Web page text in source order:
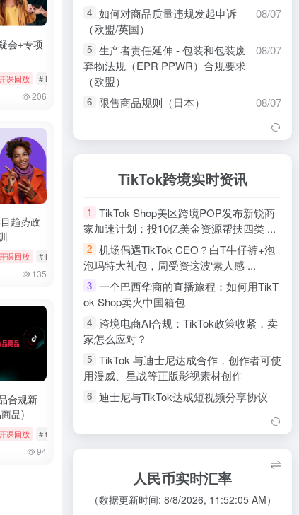
# 厨房用品
会+专项
课回放 # Bookings & Vouchers
206
公开课回放
趋势政
课回放 # Bookings & Vouchers # tiktok # 厨房用品
135
与女士内衣
合规新
品)
课回放 # tiktok # 官方公开课回放 # 美妆个护
94
4 如何对商品质量违规发起申诉
（欧盟/英国）
08/07
5 生产者责任延伸 - 包装和包装废
弃物法规（EPR PPWR）合规要求
（欧盟）
08/07
6 限售商品规则（日本） 08/07
国）
08/07
10 非原创内容（东南亚） 08/06
商家安全中心（东南亚） 08/06
12 内容授权工具指南（东南亚） 08/06
13
100%正品保障标签解读（东南
亚）
08/06
14 TikTok Shop Mall政策（东南亚） 08/06
15 禁售商品规则（英国）
16 禁售商品政策（欧盟） 08/06
17 TikTok Shop商家负余额规则（欧
盟）
08/06
玩具商品合规指南（欧盟/英国）
TikTok跨境实时资讯
1
TikTok Shop美区跨境POP发布新锐商
家加速计划：投10亿美金资源帮扶四类 ...
2 机场偶遇TikTok CEO？白T牛仔裤+泡
泡玛特大礼包，周受资这波‘素人感 ...
3 一个巴西华商的直播旅程：如何用TikT
ok Shop卖火中国箱包
4 跨境电商AI合规：TikTok政策收紧，卖
家怎么应对？
5 TikTok 与迪士尼达成合作，创作者可使
用漫威、星战等正版影视素材创作
6 迪士尼与TikTok达成短视频分享协议
Disney+与TikTok合作引入粉丝创作内
容至短视频板块
hopee和Lazada慌了
TikTok东南亚裁员惊动印尼政府 印尼2
00员工接受补偿方案离职
人民币实时汇率
（数据更新时间: 8/8/2026, 11:52:05 AM）